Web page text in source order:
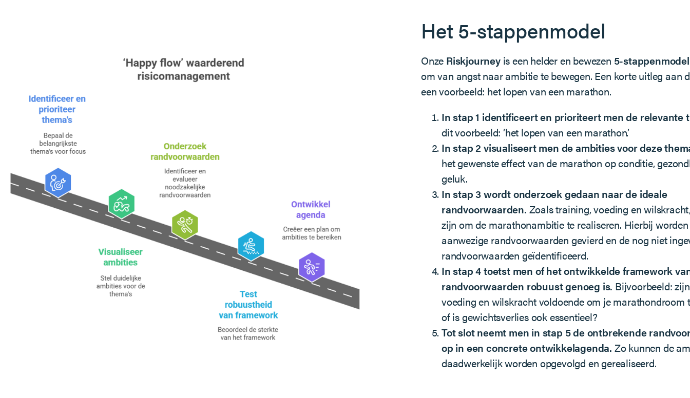
Het 5-stappenmodel
Onze Riskjourneyis een helder en bewezen 5-stappenmodel
om van angst naar ambitie te bewegen. Een korte uitleg aan
een voorbeeld: het lopen van een marathon.
In stap 1 identificeert en prioriteert men de relevante
dit voorbeeld: ‘het lopen van een marathon’.
In stap 2 visualiseert men de ambities voor deze
het gewenste effect van de marathon op conditie,
geluk.
In stap 3 wordt onderzoek gedaan naar de ideale
randvoorwaarden. Zoals training, voeding en
zijn om de marathonambitie te realiseren. Hierbij
aanwezige randvoorwaarden gevierd en de nog niet
randvoorwaarden geïdentificeerd.
In stap 4 toetst men of het ontwikkelde framework
randvoorwaarden robuust genoeg is. Bijvoorbeeld:
voeding en wilskracht voldoende om je marathondroom
of is gewichtsverlies ook essentieel?
Tot slot neemt men in stap 5 de ontbrekende
op in een concrete ontwikkelagenda. Zo kunnen de
daadwerkelijk worden opgevolgd en gerealiseerd.